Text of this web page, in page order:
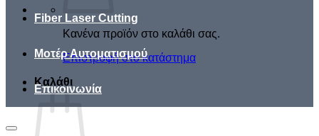
Κανένα προϊόν στο καλάθι σας.
Επιστροφή στο κατάστημα
Καλάθι
Fiber Laser Cutting
Μοτέρ Αυτοματισμού
Επικοινωνία